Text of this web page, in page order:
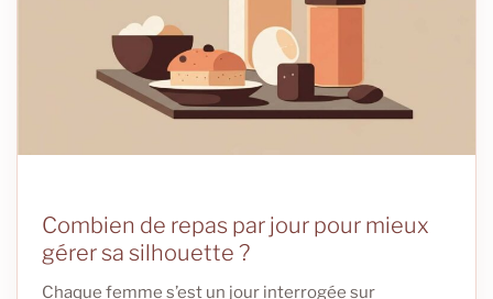
Combien de repas par jour pour mieux
gérer sa silhouette ?
Chaque femme s’est un jour interrogée sur